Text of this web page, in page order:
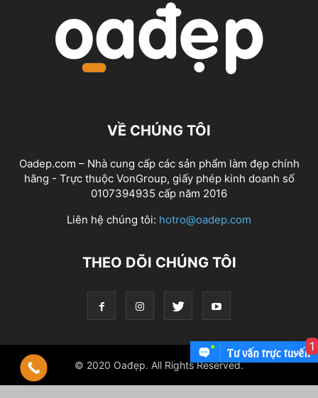
VỀ CHÚNG TÔI
Oadep.com – Nhà cung cấp các sản phẩm làm đẹp chính
hãng - Trực thuộc VonGroup, giấy phép kinh doanh số
0107394935 cấp năm 2016
Liên hệ chúng tôi: hotro@oadep.com
THEO DÕI CHÚNG TÔI
© 2020 Oađẹp. All Rights Reserved.
1